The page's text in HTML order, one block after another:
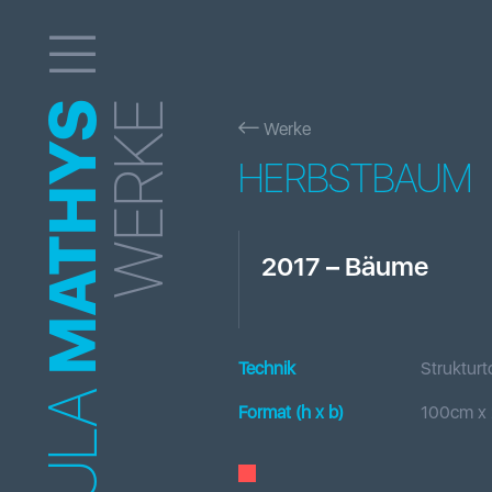
MATHYSWERKE Werke
HERBSTBAUM
2017 – Bäume
Technik
Format (h x b) 100cm x